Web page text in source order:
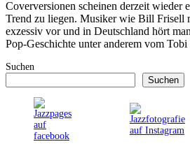
Coverversionen scheinen derzeit wieder
Trend zu liegen. Musiker wie Bill Frisell
exzessiv vor und in Deutschland hört
Pop-Geschichte unter anderem vom
Suchen
Suchen